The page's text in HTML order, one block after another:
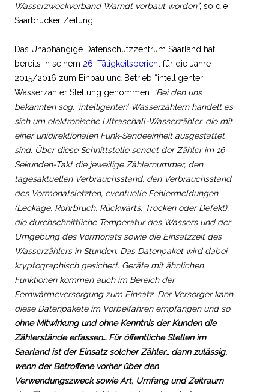
Wasserzweckverband Warndt verbaut worden”, so die
Saarbrücker Zeitung.
Das Unabhängige Datenschutzzentrum Saarland hat
bereits in seinem 26. Tätigkeitsbericht für die Jahre
2015/2016 zum Einbau und Betrieb “intelligenter”
Wasserzähler Stellung genommen: “Bei den uns
bekannten sog. ‘intelligenten’ Wasserzählern handelt es
sich um elektronische Ultraschall-Wasserzähler, die mit
einer unidirektionalen Funk-Sendeeinheit ausgestattet
sind. Über diese Schnittstelle sendet der Zähler im 16
Sekunden-Takt die jeweilige Zählernummer, den
tagesaktuellen Verbrauchsstand, den Verbrauchsstand
des Vormonatsletzten, eventuelle Fehlermeldungen
(Leckage, Rohrbruch, Rückwärts, Trocken oder Defekt),
die durchschnittliche Temperatur des Wassers und der
Umgebung des Vormonats sowie die Einsatzzeit des
Wasserzählers in Stunden. Das Datenpaket wird dabei
kryptographisch gesichert. Geräte mit ähnlichen
Funktionen kommen auch im Bereich der
Fernwärmeversorgung zum Einsatz. Der Versorger kann
diese Datenpakete im Vorbeifahren empfangen und so
ohne Mitwirkung und ohne Kenntnis der Kunden die
Zählerstände erfassen… Für öffentliche Stellen im
Saarland ist der Einsatz solcher Zähler… dann zulässig,
wenn der Betroffene vorher über den
Verwendungszweck sowie Art, Umfang und Zeitraum